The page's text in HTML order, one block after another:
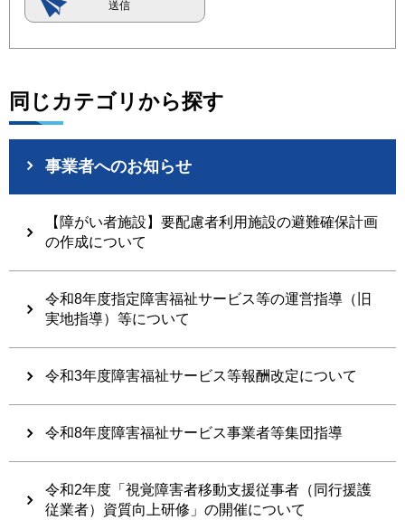
同じカテゴリから探す
事業者へのお知らせ
【障がい者施設】要配慮者利用施設の避難確保計画
の作成について
令和8年度指定障害福祉サービス等の運営指導（旧
実地指導）等について
令和3年度障害福祉サービス等報酬改定について
令和8年度障害福祉サービス事業者等集団指導
令和2年度「視覚障害者移動支援従事者（同行援護
従業者）資質向上研修」の開催について